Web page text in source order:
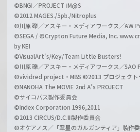
©BNGI／PROJECT iM@S
©2012 MAGES./5pb./Nitroplus
©川原 礫／アスキー・メディアワークス／AW
©SEGA / ©Crypton Future Media, Inc.
by KEI
©VisualArt's/Key/Team Little Busters!
©川原 礫／アスキー・メディアワークス／SAO
©vividred project・MBS ©2013 プロジェクト
©NANOHA The MOVIE 2nd A's PROJECT
©サイコパス製作委員会
©Index Corporation 1996,2011
©2013 CIRCUS/D.C.III製作委員会
©オケアノス／「翠星のガルガンティア」製作